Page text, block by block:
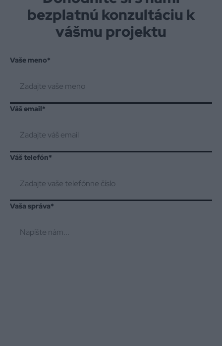
bezplatnú konzultáciu k
vášmu projektu
Vaše meno*
Váš email*
Váš telefón*
Vaša správa*